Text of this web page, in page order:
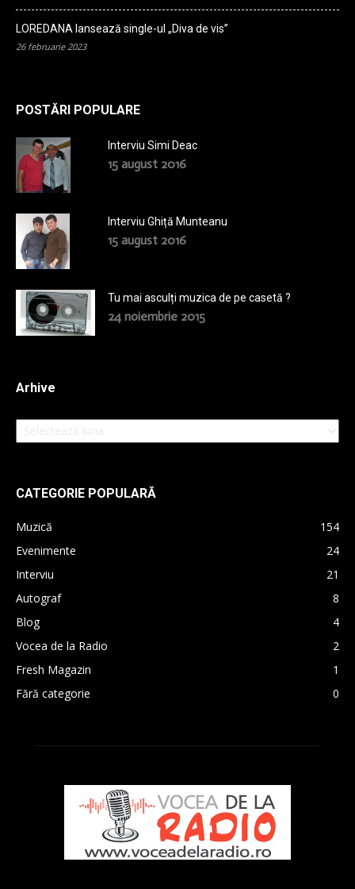
LOREDANA lansează single-ul „Diva de vis”
26 februarie 2023
POSTĂRI POPULARE
Interviu Simi Deac
15 august 2016
Interviu Ghiță Munteanu
15 august 2016
Tu mai asculți muzica de pe casetă ?
24 noiembrie 2015
Arhive
Arhive
CATEGORIE POPULARĂ
Muzică
154
Evenimente
24
Interviu
21
Autograf
8
Blog
4
Vocea de la Radio
2
Fresh Magazin
1
Fără categorie
0